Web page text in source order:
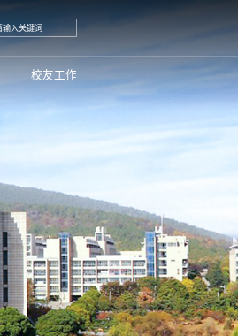
校友工作